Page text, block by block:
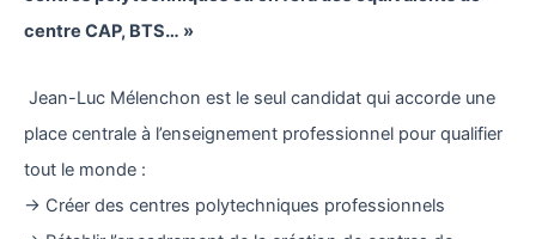
centre CAP, BTS… »
Jean-Luc Mélenchon est le seul candidat qui accorde une
place centrale à l’enseignement professionnel pour qualifier
tout le monde :
→ Créer des centres polytechniques professionnels